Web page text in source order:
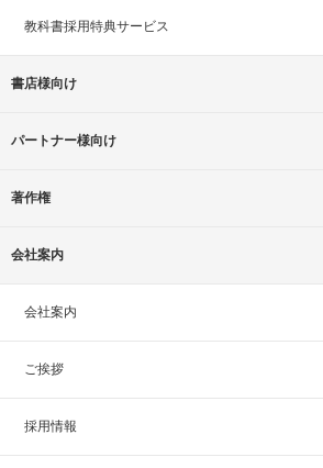
教科書採用特典サービス
書店様向け
パートナー様向け
著作権
会社案内
会社案内
ご挨拶
採用情報